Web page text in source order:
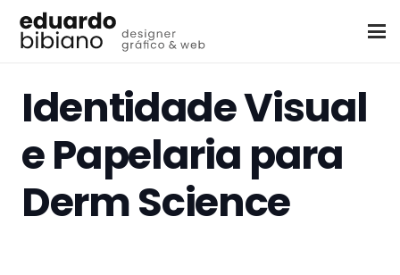
Identidade Visual
e Papelaria para
Derm Science